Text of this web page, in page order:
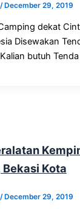
/December 29, 2019
dekat
Disewakan
butuh
Kota
/December 29, 2019